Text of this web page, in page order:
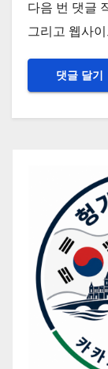
다음 번 댓글
그리고 웹사